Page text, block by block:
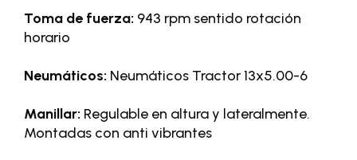
Toma de fuerza: 943 rpm sentido rotación
horario
Neumáticos: Neumáticos Tractor 13x5.00-6
Manillar: Regulable en altura y lateralmente.
Montadas con anti vibrantes